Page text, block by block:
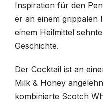
Inspiration für den
er an einem grippalen
einem Heilmittel
Geschichte.
Der Cocktail ist an
Milk & Honey
kombinierte Scotch